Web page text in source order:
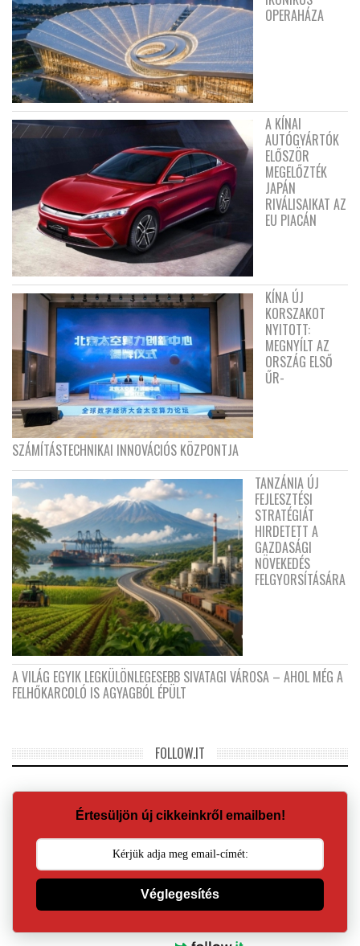
OPERAHÁZA
A KÍNAI
AUTÓGYÁRTÓK
ELŐSZÖR
MEGELŐZTÉK
JAPÁN
RIVÁLISAIKAT AZ
EU PIACÁN
KÍNA ÚJ
KORSZAKOT
NYITOTT:
MEGNYÍLT AZ
ORSZÁG ELSŐ
ŰR-
SZÁMÍTÁSTECHNIKAI INNOVÁCIÓS KÖZPONTJA
TANZÁNIA ÚJ
FEJLESZTÉSI
STRATÉGIÁT
HIRDETETT A
GAZDASÁGI
NÖVEKEDÉS
FELGYORSÍTÁSÁRA
A VILÁG EGYIK LEGKÜLÖNLEGESEBB SIVATAGI VÁROSA – AHOL MÉG A
FELHŐKARCOLÓ IS AGYAGBÓL ÉPÜLT
FOLLOW.IT
Értesüljön új cikkeinkről emailben!
Véglegesítés